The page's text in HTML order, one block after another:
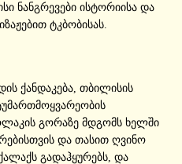
ნანგრევები ისტორიისა და
ტკბობისას.
ქანდაკება, თბილისის
გორაზე მდგომს ხელში
და თასით ღვინო
გადაჰყურებს, და